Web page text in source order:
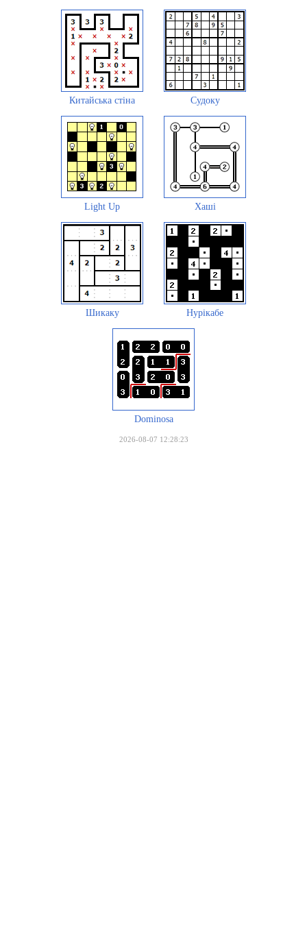
Китайська стіна Судоку
Light Up Хаші
Шикаку Нурікабе
Dominosa
2026-08-07 12:28:23